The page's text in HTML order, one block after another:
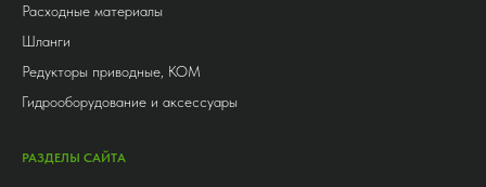
Расходные материалы
Шланги
Редукторы приводные, КОМ
Гидрооборудование и аксессуары
РАЗДЕЛЫ САЙТА